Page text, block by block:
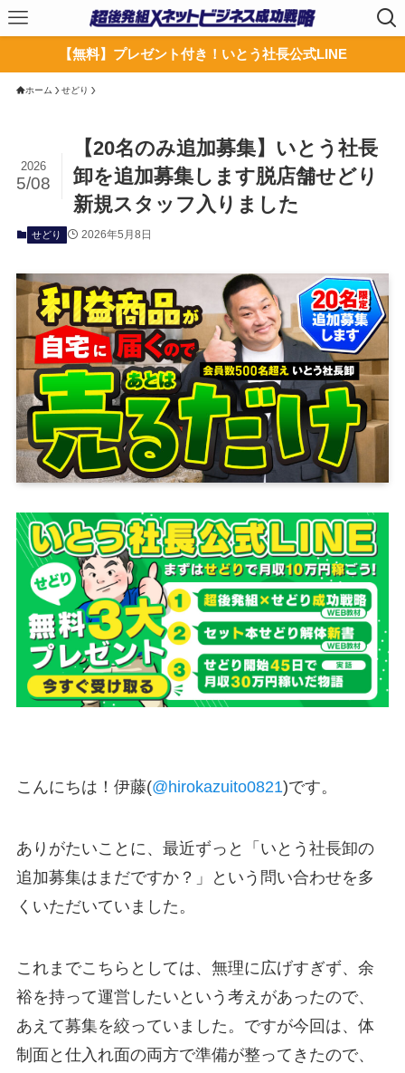
【無料】プレゼント付き！いとう社長公式LINE
ホーム せどり
【20名のみ追加募集】いとう社長
卸を追加募集します脱店舗せどり
新規スタッフ入りました
2026
5/08
せどり 2026年5月8日
こんにちは！伊藤(@hirokazuito0821)です。
ありがたいことに、最近ずっと「いとう社長卸の
追加募集はまだですか？」という問い合わせを多
くいただいていました。
これまでこちらとしては、無理に広げすぎず、余
裕を持って運営したいという考えがあったので、
あえて募集を絞っていました。ですが今回は、体
制面と仕入れ面の両方で準備が整ってきたので、